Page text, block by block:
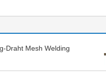
Draht Mesh Welding